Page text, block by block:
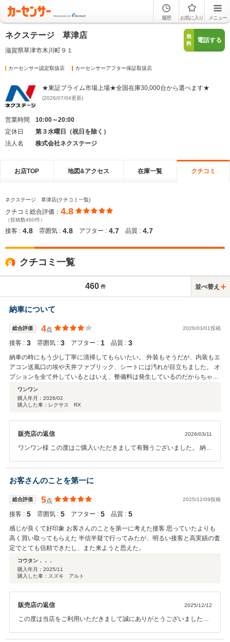
履歴 お気に入り メニュー
ネクステージ 草津店
滋賀県草津市木川町９１
無
料
電話する
カーセンサー認定取扱店 カーセンサーアフター保証取扱店
★東証プライム市場上場★全国在庫30,000台から選べます★
(2026/07/04更新)
営業時間
10:00～20:00
定休日
第３水曜日（祝日を除く）
法人名
株式会社ネクステージ
お店TOP 地図&アクセス 在庫一覧 クチコミ
ネクステージ 草津店(クチコミ一覧)
クチコミ総合評価： 4.8
（投稿数460件）
接客 : 4.8 雰囲気 : 4.8 アフター : 4.7 品質 : 4.7
クチコミ一覧
460 件 並べ替え
納車について
総合評価 4点 2026/03/01投稿
接客 : 3 雰囲気 : 3 アフター : 1 品質 : 3
納車の時にもう少し丁寧に清掃してもらいたい。 外装もそうだが、内装もエ
アコン送風口の埃や天井ファブリック、シートには汚れが目立ちました。 オ
プションを全て外しているとはいえ、整備料は発生しているのだからちゃん
として欲しいと思う。接客については問題なく対応してくれました。
ワンワン
購入年月： 2026/02
購入した車：レクサス RX
販売店の返信 2026/03/11
ワンワン様 この度はご購入いただきまして有難うございました。 納車
訳ございませんでした。 納車の際の車内外の清掃は必ずさせて頂いて
いるものの、細部まで徹底されていなかった事を真摯に受け止めまし
て、 今後改善させて頂きます。貴重なご意見を有難うございました。
また今後とも宜しくお願い致します。
お客さんのことを第一に
総合評価 5点 2025/12/09投稿
接客 : 5 雰囲気 : 5 アフター : 5 品質 : 5
感じが良くて好印象 お客さんのことを第一に考えた接客 思っていたよりも
高く買い取ってもらえた 半信半疑で行ってみたが、明るい接客と高実績の査
定でとても信頼できたし、また来ようと思えた。
コウタン．．．
購入年月： 2025/11
購入した車：スズキ アルト
販売店の返信 2025/12/12
この度は当店をご利用いただきまして誠にありがとうございました。